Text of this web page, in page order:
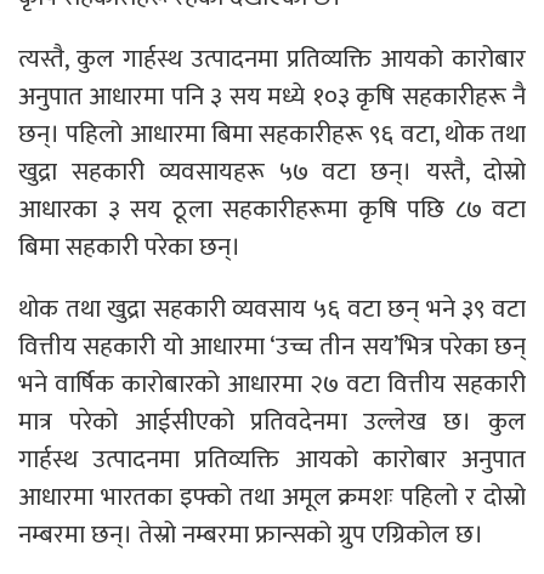
त्यस्तै, कुल गार्हस्थ उत्पादनमा प्रतिव्यक्ति आयको कारोबार
अनुपात आधारमा पनि ३ सय मध्ये १०३ कृषि सहकारीहरू नै
छन्। पहिलो आधारमा बिमा सहकारीहरू ९६ वटा, थोक तथा
खुद्रा सहकारी व्यवसायहरू ५७ वटा छन्। यस्तै, दोस्रो
आधारका ३ सय ठूला सहकारीहरूमा कृषि पछि ८७ वटा
बिमा सहकारी परेका छन्।
थोक तथा खुद्रा सहकारी व्यवसाय ५६ वटा छन् भने ३९ वटा
वित्तीय सहकारी यो आधारमा ‘उच्च तीन सय’भित्र परेका छन्
भने वार्षिक कारोबारको आधारमा २७ वटा वित्तीय सहकारी
मात्र परेको आईसीएको प्रतिवदेनमा उल्लेख छ। कुल
गार्हस्थ उत्पादनमा प्रतिव्यक्ति आयको कारोबार अनुपात
आधारमा भारतका इफ्को तथा अमूल क्रमशः पहिलो र दोस्रो
नम्बरमा छन्। तेस्रो नम्बरमा फ्रान्सको ग्रुप एग्रिकोल छ।